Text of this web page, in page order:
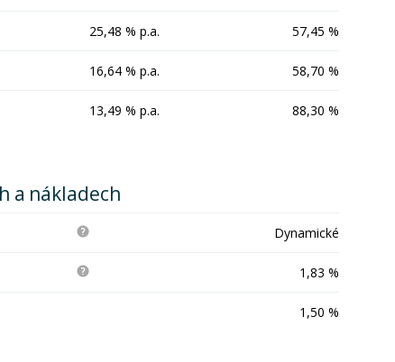
25,48 % p.a. 57,45 %
16,64 % p.a. 58,70 %
13,49 % p.a. 88,30 %
a nákladech
Dynamické
1,83 %
1,50 %